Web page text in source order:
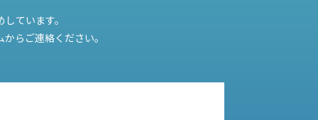
ています。
らご連絡ください。